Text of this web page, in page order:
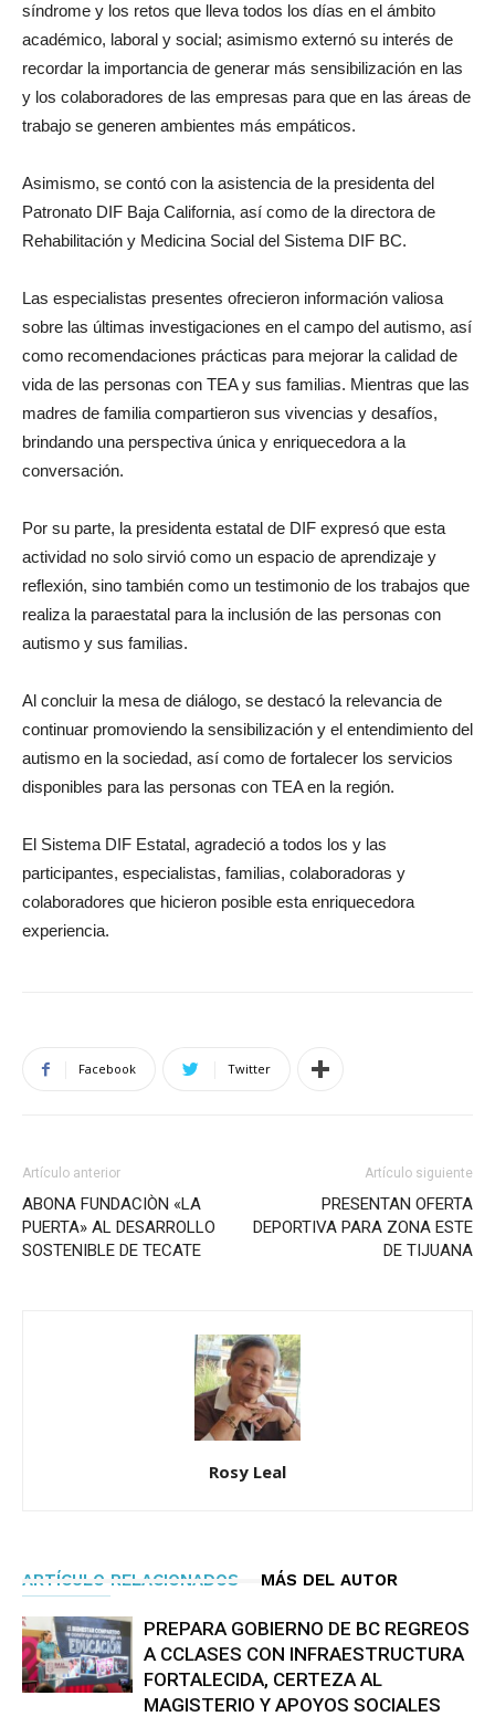
síndrome y los retos que lleva todos los días en el ámbito
académico, laboral y social; asimismo externó su interés de
recordar la importancia de generar más sensibilización en las
y los colaboradores de las empresas para que en las áreas de
trabajo se generen ambientes más empáticos.
Asimismo, se contó con la asistencia de la presidenta del
Patronato DIF Baja California, así como de la directora de
Rehabilitación y Medicina Social del Sistema DIF BC.
Las especialistas presentes ofrecieron información valiosa
sobre las últimas investigaciones en el campo del autismo, así
como recomendaciones prácticas para mejorar la calidad de
vida de las personas con TEA y sus familias. Mientras que las
madres de familia compartieron sus vivencias y desafíos,
brindando una perspectiva única y enriquecedora a la
conversación.
Por su parte, la presidenta estatal de DIF expresó que esta
actividad no solo sirvió como un espacio de aprendizaje y
reflexión, sino también como un testimonio de los trabajos que
realiza la paraestatal para la inclusión de las personas con
autismo y sus familias.
Al concluir la mesa de diálogo, se destacó la relevancia de
continuar promoviendo la sensibilización y el entendimiento del
autismo en la sociedad, así como de fortalecer los servicios
disponibles para las personas con TEA en la región.
El Sistema DIF Estatal, agradeció a todos los y las
participantes, especialistas, familias, colaboradoras y
colaboradores que hicieron posible esta enriquecedora
experiencia.
Facebook Twitter
Artículo anterior
ABONA FUNDACIÒN «LA
PUERTA» AL DESARROLLO
SOSTENIBLE DE TECATE
Artículo siguiente
PRESENTAN OFERTA
DEPORTIVA PARA ZONA ESTE
DE TIJUANA
Rosy Leal
ARTÍCULO RELACIONADOS MÁS DEL AUTOR
PREPARA GOBIERNO DE BC REGREOS
A CCLASES CON INFRAESTRUCTURA
FORTALECIDA, CERTEZA AL
MAGISTERIO Y APOYOS SOCIALES